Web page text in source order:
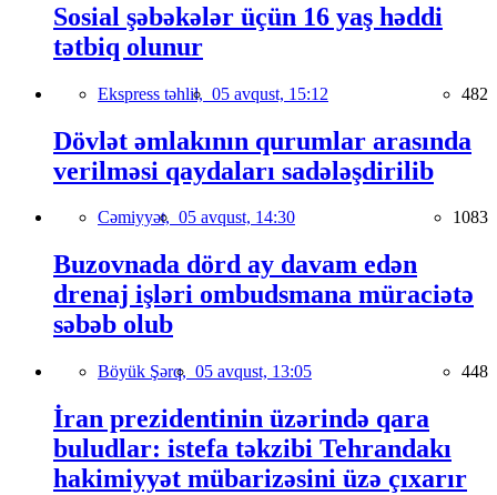
Sosial şəbəkələr üçün 16 yaş həddi
tətbiq olunur
Ekspress təhlil, 05 avqust, 15:12 482
Dövlət əmlakının qurumlar arasında
verilməsi qaydaları sadələşdirilib
Cəmiyyət, 05 avqust, 14:30 1083
Buzovnada dörd ay davam edən
drenaj işləri ombudsmana müraciətə
səbəb olub
Böyük Şərq, 05 avqust, 13:05 448
İran prezidentinin üzərində qara
buludlar: istefa təkzibi Tehrandakı
hakimiyyət mübarizəsini üzə çıxarır